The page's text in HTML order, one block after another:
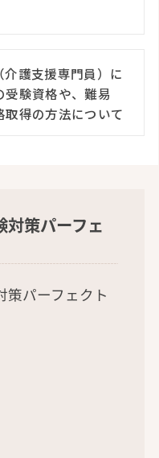
護支援専門員）に
受験資格や、難易
取得の方法について
対策パーフェ
策パーフェクト